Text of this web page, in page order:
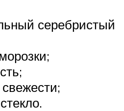
серебристый